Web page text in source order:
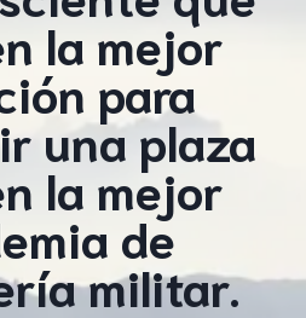
la mejor
para
una plaza
la mejor
de
militar.